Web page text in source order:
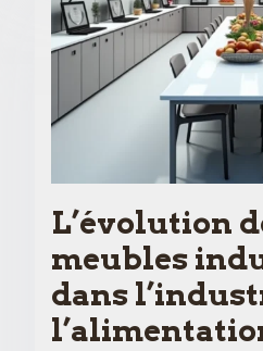
L’évolution
meubles
dans